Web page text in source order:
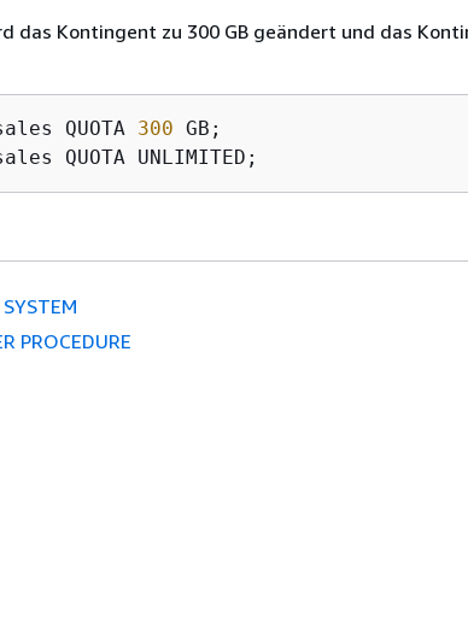
das Kontingent zu 300 GB geändert und das
QUOTA 300
QUOTA UNLIMITED;
PROCEDURE